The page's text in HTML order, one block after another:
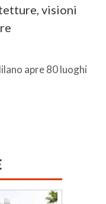
visioni
apre 80 luoghi